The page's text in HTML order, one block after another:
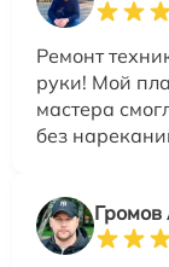
Ремонт
руки! Мой
мастера
без
Громов